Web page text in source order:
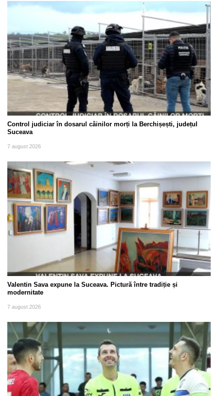
Control judiciar în dosarul câinilor morți la Berchișești, județul
Suceava
7 august 2026
Valentin Sava expune la Suceava. Pictură între tradiție și
modernitate
7 august 2026